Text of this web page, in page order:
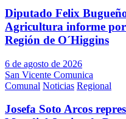
Diputado Felix
Agricultura informe por
Región de O´Higgins
6 de agosto de 2026
San Vicente Comunica
Comunal Noticias Regional
Josefa Soto Arcos